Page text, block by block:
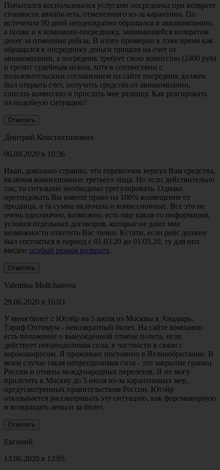
Попытался воспользовался услугами посредника при возврате
стоимости авиабилета, отмененного из-за карантина. По
истечении 90 дней неоднократно обращался в авиакомпанию,
а позже и к компании-посреднику, занимающейся возвратом
денег за отменные рейсы. В итоге примерно в тоже время как
обращался к посреднику деньги пришли на счет от
авиакомпании, а посредник требует свою комиссию (2400 руб)
и грозит судебным иском, хотя в соотвествии с
пользовательским соглашением на сайте посредник должен
был открыть счет, получить средства от авиакомпании,
списать комиссию и прислать мне разницу. Как реагировать
на подобную ситуацию?
Дмитрий Константинович
06.09.2020 в 10:36
Иван, довольно странно, что перевозчик вернул Вам средства,
включая комиссионные третьего лица. Но если действительно
так, то ситуацию необходимо урегулировать. Однако
претендовать Вы имеете право на 100% возмещение от
продавца, а та сумма включала и комиссионные. Все это не
очень однозначно, возможно, есть еще какая-то информация,
условия отдельных договоров, которые не дают мне
возможности ответить Вас точно. Кстати, если рейс должен
был состояться в период с 01.03.20 до 01.05.20, ту для них
введен особый режим возврата.
Valentina Moltchanova
29.06.2020 в 16:03
У меня билет с Ютэйр на 5 июля из Москвы в Анадырь.
Тариф Оптимум - невозвратный билет. На сайте компании
есть положение о вынужденной отмене полета, если
действует непреодолимая сила, в частности в связи с
коронавирусом. Я проживаю постоянно в Великобритании. В
моем случае такая непреодолимая сила - это закрытие границ
России и отмена международных перелетов. Я не могу
прилететь в Москву до 5 июля из-за карантинных мер,
предусмотренных правительством России. Ютэйр
отказывается рассматривать эту ситуацию, как форсмажорную
и возвращать деньги за билет.
Евгений
13.06.2020 в 12:05